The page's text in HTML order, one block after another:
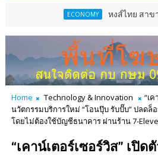
หงส์ไทย สาขาศรีราชา
Home Technology & Innovation
“เ
นวัตกรรมบริการใหม่ “โอนปุ๊บ รับปั๊บ” ปลดล็
โดยไม่ต้องใช้บัญชีธนาคาร ผ่านร้าน 7-
“เคาน์เตอร์เซอร์วิส” เปิด